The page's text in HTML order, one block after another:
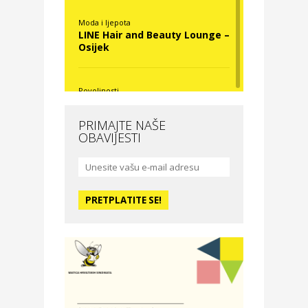
Moda i ljepota
LINE Hair and Beauty Lounge –
Osijek
Povoljnosti
Moda i ljepota
studio – Osijek
Zdravlje i osiguranje
PRIMAJTE NAŠE
OBAVIJESTI